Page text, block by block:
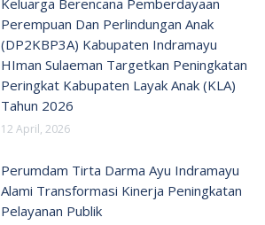
Perempuan Dan Perlindungan Anak
(DP2KBP3A) Kabupaten Indramayu
HIman Sulaeman Targetkan Peningkatan
Peringkat Kabupaten Layak Anak (KLA)
Tahun 2026
12 April, 2026
Perumdam Tirta Darma Ayu Indramayu
Alami Transformasi Kinerja Peningkatan
Pelayanan Publik